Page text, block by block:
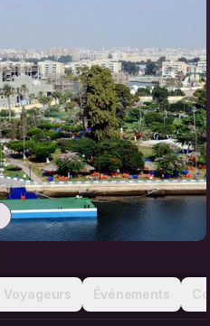
Voyageurs Événements